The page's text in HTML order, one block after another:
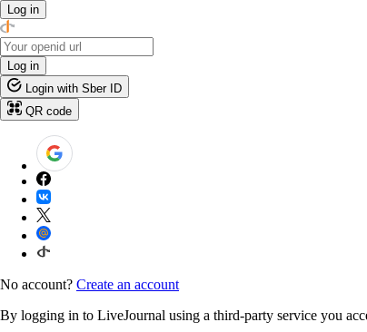
Log in
Log in
Login with Sber ID
QR code
No account? Create an account
By logging in to LiveJournal using a third-party service you